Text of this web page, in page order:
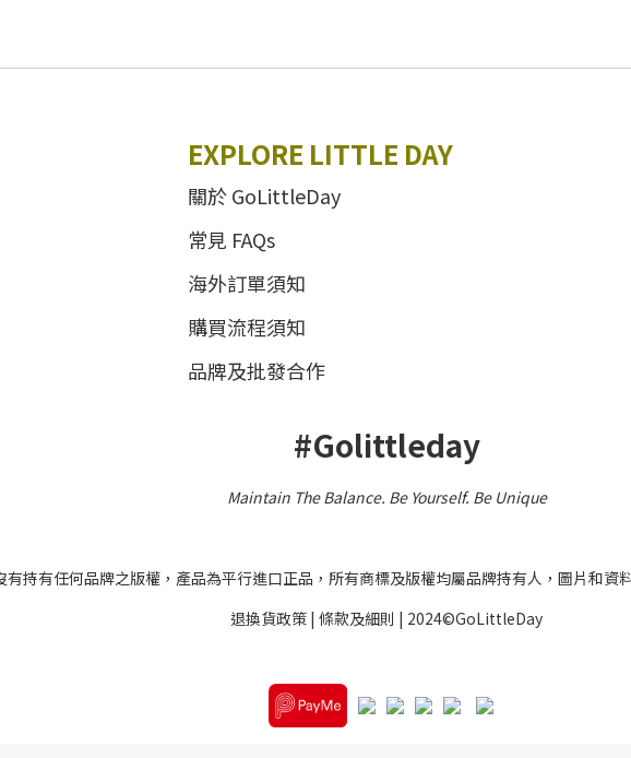
EXPLORE LITTLE DAY
關於 GoLittleDay
常見 FAQs
海外訂單須知
購買流程須知
品牌及批發合作
#Golittleday
Maintain The Balance. Be Yourself.Be Unique
有持有任何品牌之版權，產品為平行進口正品，所有商標及版權均屬品牌持有人，圖片和資
退換貨政策 | 條款及細則 | 2024©GoLittleDay